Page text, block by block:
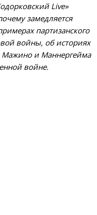
Live»
замедляется
партизанского
войны, об историях
и Маннергейма
войне.